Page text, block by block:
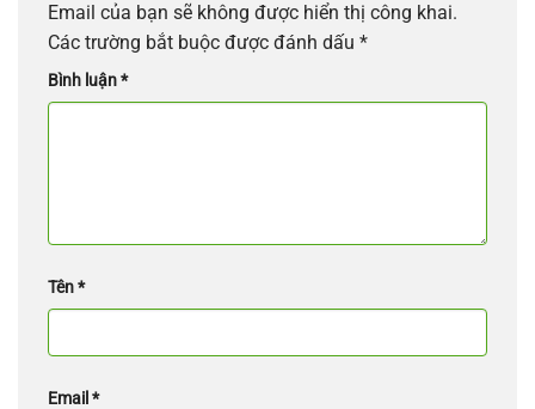
Email của bạn sẽ không được hiển thị công khai.
Các trường bắt buộc được đánh dấu *
Bình luận*
Tên*
Email *